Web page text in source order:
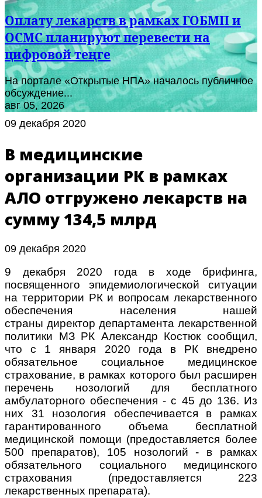
Оплату лекарств в рамках ГОБМП и
ОСМС планируют перевести на
цифровой теңге
На портале «Открытые НПА» началось публичное
обсуждение...
авг 05, 2026
09 декабря 2020
В медицинские
организации РК в рамках
АЛО отгружено лекарств на
сумму 134,5 млрд
09 декабря 2020
9 декабря 2020 года в ходе брифинга,
посвященного эпидемиологической ситуации
на территории РК и вопросам лекарственного
обеспечения населения нашей
страны директор департамента лекарственной
политики МЗ РК Александр Костюк сообщил,
что с 1 января 2020 года в РК внедрено
обязательное социальное медицинское
страхование, в рамках которого был расширен
перечень нозологий для бесплатного
амбулаторного обеспечения - с 45 до 136. Из
них 31 нозология обеспечивается в рамках
гарантированного объема бесплатной
медицинской помощи (предоставляется более
500 препаратов), 105 нозологий - в рамках
обязательного социального медицинского
страхования (предоставляется 223
лекарственных препарата).